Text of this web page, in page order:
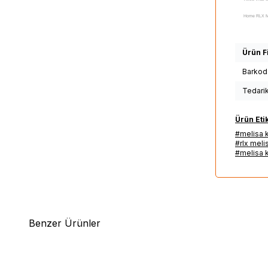
Home RLX
Melissa
Melissa
Ekstresi
Takviyesi
Ürün
Barkod
Ürün
#melisa
#rlx
#melisa
Benzer Ürünler